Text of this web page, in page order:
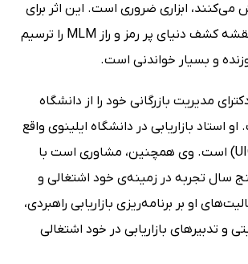
ابزاری ضروری است. این اثر برای
تازه‌کاران کنجکاو، نقشه کشف دنیای پر رمز و راز MLM را ترسیم
و بسیار خواندنی است.
مدیریت بازرگانی خود را از دانشگاه
استاد بازاریابی در دانشگاه ایلینوی واقع
در شهر شیکاگو (UIC) است. وی همچنین، مشاوری است با
سال تجربه در زمینه‌ی خود اشتغالی و
او بر برنامه‌ریزی بازاریابی راهبردی،
و تدبیرهای بازاریابی در خود اشتغالی